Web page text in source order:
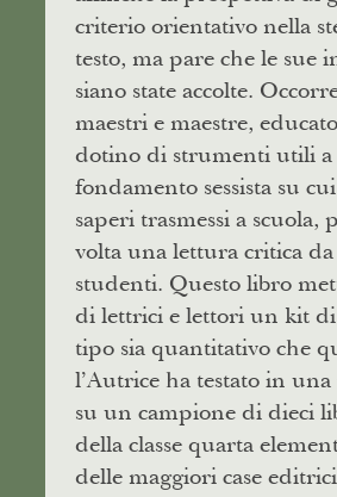
criterio orientativo nella
testo, ma pare che le sue
siano state accolte.
maestri e maestre,
dotino di strumenti utili a
fondamento sessista su
saperi trasmessi a scuola,
volta una lettura critica
studenti. Questo libro
di lettrici e lettori un kit
tipo sia quantitativo che
l’Autrice ha testato in
su un campione di dieci
della classe quarta
delle maggiori case